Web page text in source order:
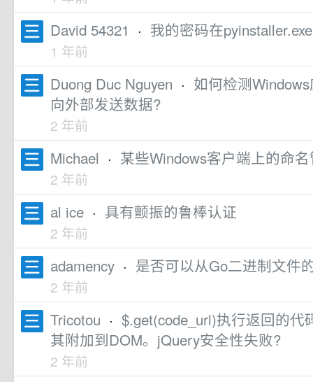
David 54321 · 我的密码在
1 年前
Duong Duc Nguyen · 如何检测
向外部发送数据?
2 年前
Michael · 某些Windows客户端上的命
2 年前
al ice · 具有颤振的鲁棒认证
2 年前
adamency · 是否可以从Go二进制文件
2 年前
Tricotou · $.get(code_url)执行返回的代
其附加到DOM。jQuery安全性失败?
2 年前